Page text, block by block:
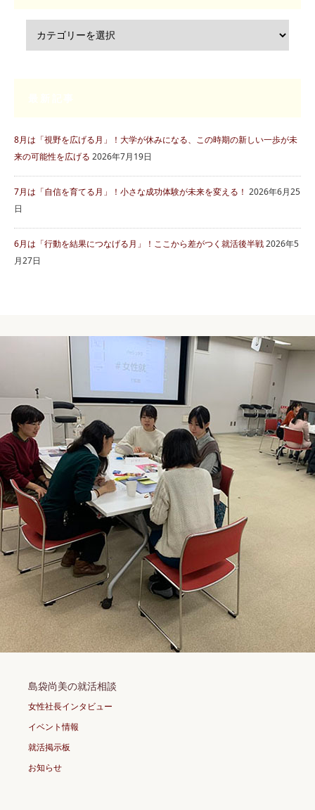
8月は「視野を広げる月」！大学が休みになる、この時期の新しい一歩が未
来の可能性を広げる 2026年7月19日
7月は「自信を育てる月」！小さな成功体験が未来を変える！ 2026年6月25
日
6月は「行動を結果につなげる月」！ここから差がつく就活後半戦2026年5
月27日
島袋尚美の就活相談
女性社長インタビュー
イベント情報
就活掲示板
お知らせ